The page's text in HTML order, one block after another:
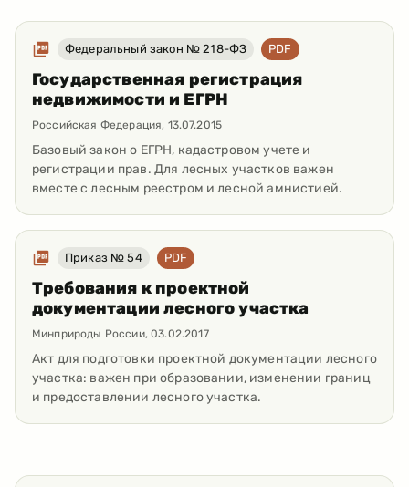
Федеральный закон № 218-ФЗ PDF
Государственная регистрация
недвижимости и ЕГРН
Российская Федерация, 13.07.2015
Базовый закон о ЕГРН, кадастровом учете и
регистрации прав. Для лесных участков важен
вместе с лесным реестром и лесной амнистией.
Приказ № 54 PDF
Требования к проектной
документации лесного участка
Минприроды России,03.02.2017
Акт для подготовки проектной документации лесного
участка: важен при образовании, изменении границ
и предоставлении лесного участка.